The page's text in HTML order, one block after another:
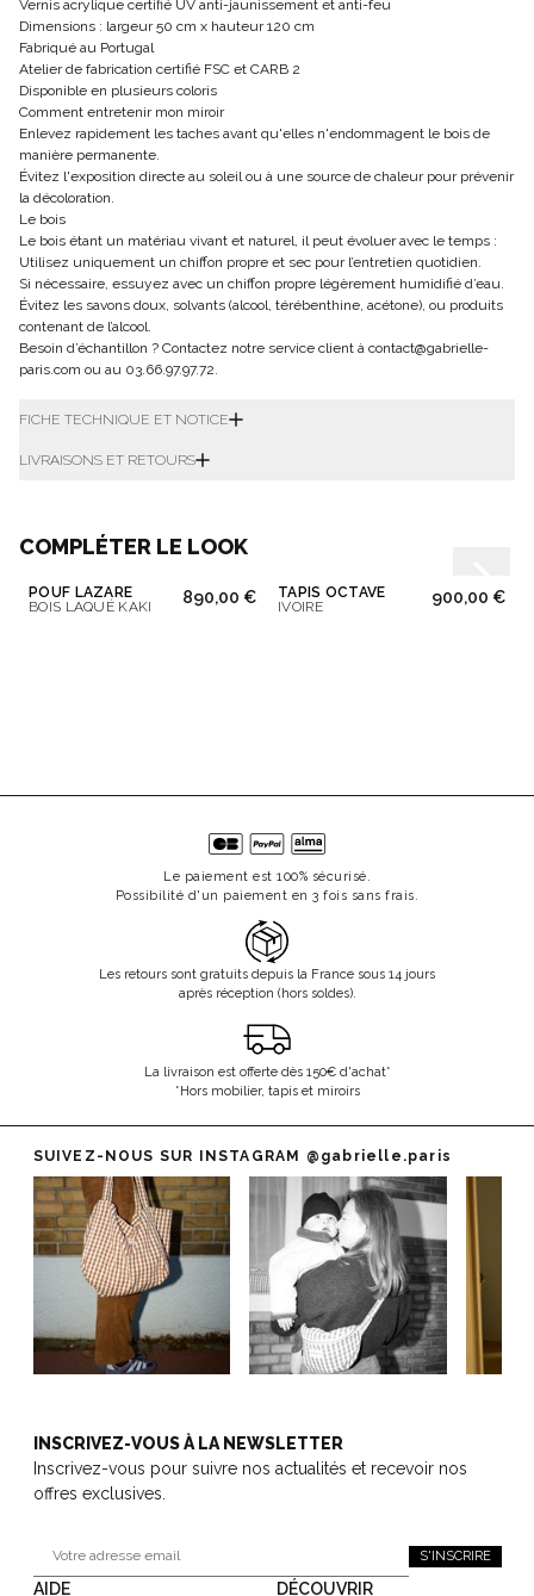
Vernis acrylique certifié UV anti-jaunissement et anti-feu
Dimensions : largeur 50 cm x hauteur 120 cm
Fabriqué au Portugal
Atelier de fabrication certifié FSC et CARB 2
Disponible en plusieurs coloris
Comment entretenir mon miroir
Enlevez rapidement les taches avant qu'elles n'endommagent le bois de
manière permanente.
Évitez l'exposition directe au soleil ou à une source de chaleur pour prévenir
la décoloration.
Le bois
Le bois étant un matériau vivant et naturel, il peut évoluer avec le temps :
Utilisez uniquement un chiffon propre et sec pour l’entretien quotidien.
Si nécessaire, essuyez avec un chiffon propre légèrement humidifié d’eau.
Évitez les savons doux, solvants (alcool, térébenthine, acétone), ou produits
contenant de l’alcool.
Besoin d’échantillon ? Contactez notre service client à contact@gabrielle-
paris.com ou au 03.66.97.97.72.
FICHE TECHNIQUE ET NOTICE
LIVRAISONS ET RETOURS
COMPLÉTER LE LOOK
POUF LAZARE
BOIS LAQUÉ KAKI
890,00 €
TAPIS OCTAVE
IVOIRE
900,00 €
Le paiement est 100% sécurisé.
Possibilité d'un paiement en 3 fois sans frais.
Les retours sont gratuits depuis la France sous 14 jours
après réception (hors soldes).
La livraison est offerte dès 150€ d'achat*
*Hors mobilier, tapis et miroirs
SUIVEZ-NOUS SUR INSTAGRAM @gabrielle.paris
INSCRIVEZ-VOUS À LA NEWSLETTER
Inscrivez-vous pour suivre nos actualités et recevoir nos
offres exclusives.
S'INSCRIRE
AIDE DÉCOUVRIR